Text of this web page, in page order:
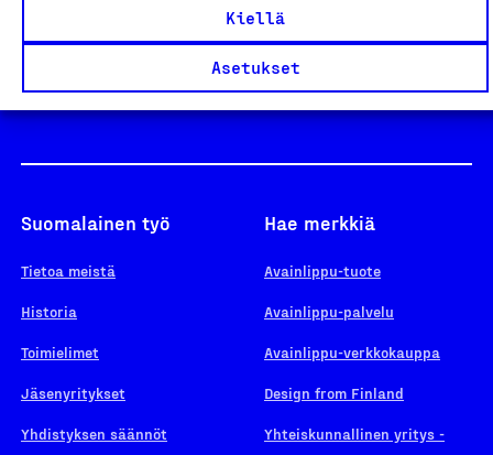
Kiellä
Asetukset
Yhteiskunnallinen Yritys -merkki
Suomalainen työ
Tietoa meistä
Historia
Toimielimet
Jäsenyritykset
Yhdistyksen säännöt
Hae merkkiä
Avainlippu-tuote
Avainlippu-palvelu
Avainlippu-verkkokauppa
Design from Finland
Yhteiskunnallinen yritys -